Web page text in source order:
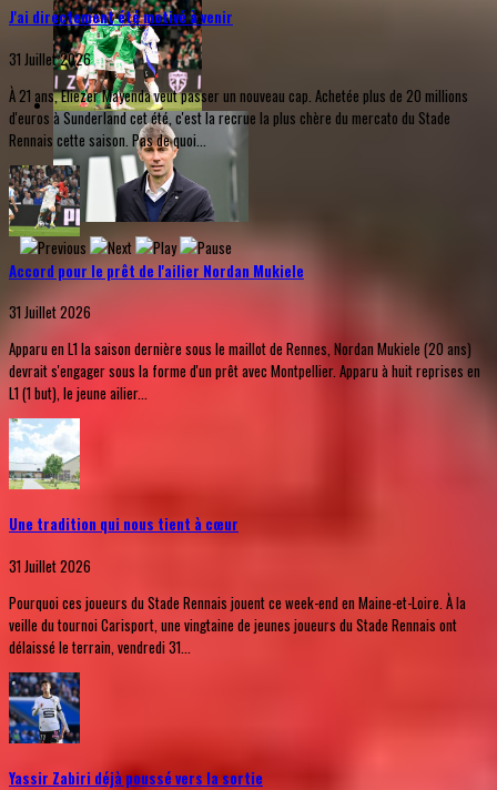
J'ai directement été motivé à venir
31 Juillet 2026
À 21 ans, Eliezer Mayenda veut passer un nouveau cap. Achetée plus de 20 millions
d'euros à Sunderland cet été, c'est la recrue la plus chère du mercato du Stade
Rennais cette saison. Pas de quoi...
Accord pour le prêt de l'ailier Nordan Mukiele
31 Juillet 2026
Apparu en L1 la saison dernière sous le maillot de Rennes, Nordan Mukiele (20 ans)
devrait s'engager sous la forme d'un prêt avec Montpellier. Apparu à huit reprises en
L1 (1 but), le jeune ailier...
Une tradition qui nous tient à cœur
31 Juillet 2026
Pourquoi ces joueurs du Stade Rennais jouent ce week-end en Maine-et-Loire. À la
veille du tournoi Carisport, une vingtaine de jeunes joueurs du Stade Rennais ont
délaissé le terrain, vendredi 31...
Yassir Zabiri déjà poussé vers la sortie